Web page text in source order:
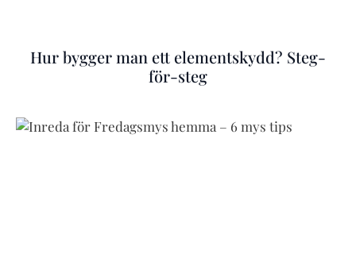
Hur bygger man ett elementskydd? Steg-
för-steg